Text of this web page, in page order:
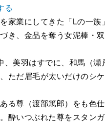
る
家業にしてきた「Lの一
き、金品を奪う女泥棒・双
美羽はすでに、和馬（
ただ眉毛が太いだけの
る尊（渡部篤郎）をも色
酔いつぶれた尊をスタン